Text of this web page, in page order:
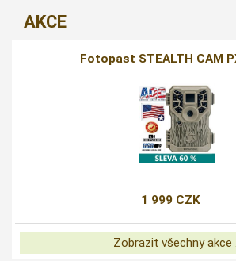
AKCE
Fotopast STEALTH CAM
1 999 CZK
Zobrazit všechny akce